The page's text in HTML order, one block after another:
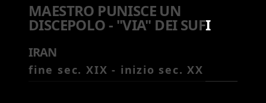
MAESTRO PUNISCE UN
DISCEPOLO - "VIA" DEI SUFI
IRAN
fine sec. XIX - inizio sec. XX